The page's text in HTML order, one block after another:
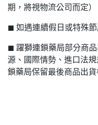
期，將視物流公司而定）
◼ 如遇連續假日或特殊
◼ 躍獅連鎖藥局部分商
源、國際情勢、進口法
鎖藥局保留最後商品出貨